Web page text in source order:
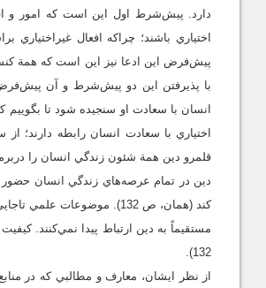
دارد. پيش‌شرط اول اين است که امور و
اختياري باشند؛ چراکه افعال
با پذيرفتن اين دو پيش‌شرط و آن
انسان با سعادت او سنجيده شود تا بگوييم
اختياري با سعادت انسان رابطه دارند؛
قلمرو دين همة شئون زندگي انسان را
دين در تمام عرصه‌هاي زندگي انسان حضور
کند (همان، ص 132). موضوعات
مستقيماً به دين ارتباط پيدا نمي‌کنند.
132).
از نظر ايشان، معارف و مطالبي که در